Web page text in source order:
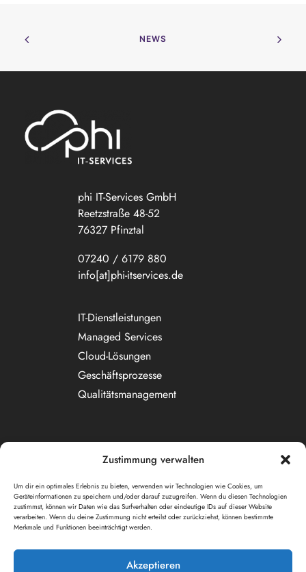
Zustimmung verwalten
Um dir ein optimales Erlebnis zu bieten, verwenden wir Technologien wie Cookies, um
Geräteinformationen zu speichern und/oder darauf zuzugreifen. Wenn du diesen Technologien
zustimmst, können wir Daten wie das Surfverhalten oder eindeutige IDs auf dieser Website
verarbeiten. Wenn du deine Zustimmung nicht erteilst oder zurückziehst, können bestimmte
Merkmale und Funktionen beeinträchtigt werden.
Akzeptieren
NEWS
phi IT-Services GmbH
Reetzstraße 48-52
76327 Pfinztal
07240 / 6179 880
info[at]phi-itservices.de
IT-Dienstleistungen
Managed Services
Cloud-Lösungen
Geschäftsprozesse
Qualitätsmanagement
Datenschutz
© 2025. phi IT-Services GmbH. Alle Rechte vorbehalten.